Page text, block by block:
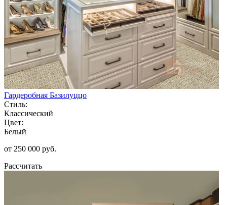
Гардеробная Базилуццо
Стиль:
Классический
Цвет:
Белый
от 250 000 руб.
Рассчитать